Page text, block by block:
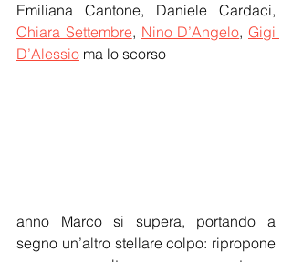
Chiara Settembre, Nino D’Angelo, Gigi
D’Alessio ma lo scorso
anno Marco si supera, portando a
segno un’altro stellare colpo: ripropone